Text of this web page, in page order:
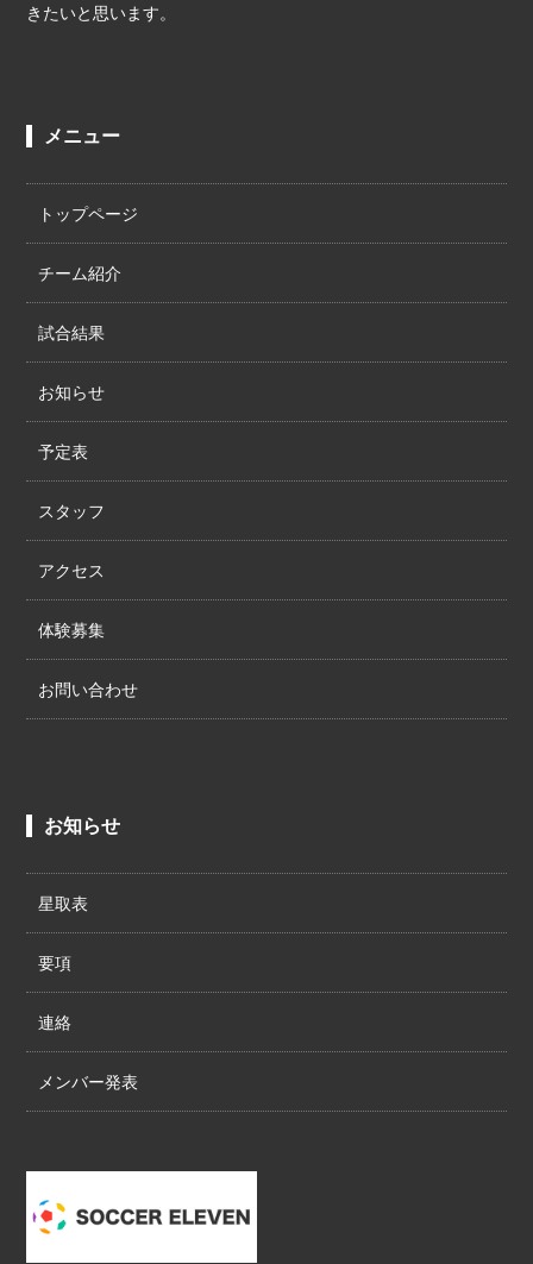
きたいと思います。
メニュー
トップページ
チーム紹介
試合結果
お知らせ
予定表
スタッフ
アクセス
体験募集
お問い合わせ
お知らせ
星取表
要項
連絡
メンバー発表